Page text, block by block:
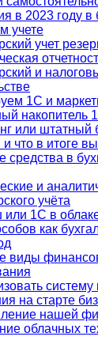
в 2023 году в
учете
учет
и
1С и
накопитель
или штатный
что в итоге
средства в
и
учёта
1С в
как
виды
систему
на старте
нашей
облачных